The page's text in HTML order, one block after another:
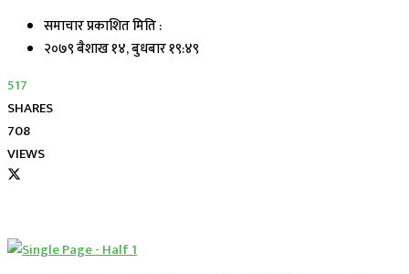
समाचार प्रकाशित मिति :
२०७९ बैशाख १४, बुधबार १९:४९
517
SHARES
708
VIEWS